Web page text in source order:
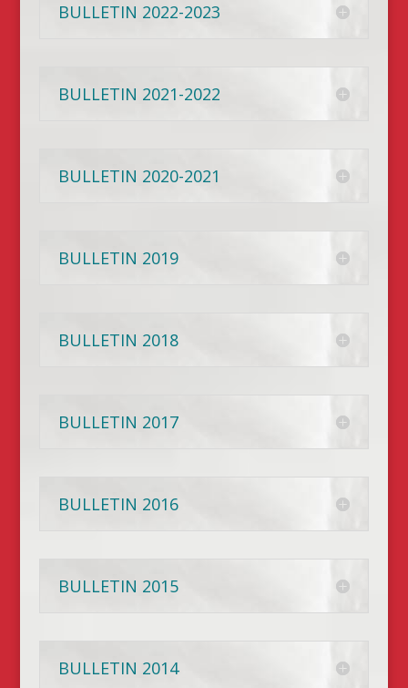
BULLETIN 2022-2023
BULLETIN 2021-2022
BULLETIN 2020-2021
BULLETIN 2019
BULLETIN 2018
BULLETIN 2017
BULLETIN 2016
BULLETIN 2015
BULLETIN 2014